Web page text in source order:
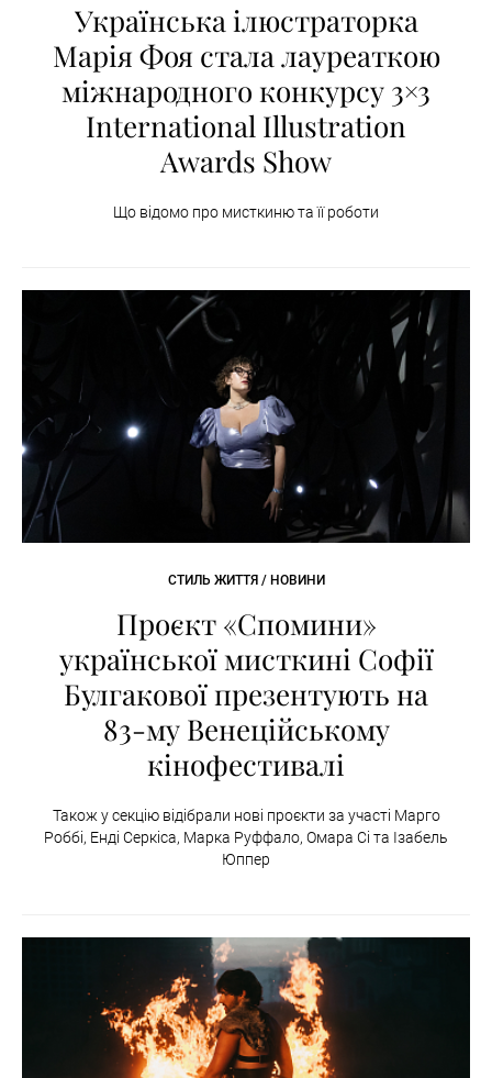
Українська ілюстраторка
Марія Фоя стала лауреаткою
міжнародного конкурсу 3×3
International Illustration
Awards Show
Що відомо про мисткиню та її роботи
СТИЛЬ ЖИТТЯ / НОВИНИ
Проєкт «Спомини»
української мисткині Софії
Булгакової презентують на
83-му Венеційському
кінофестивалі
Також у секцію відібрали нові проєкти за участі Марго
Роббі, Енді Серкіса, Марка Руффало, Омара Сі та Ізабель
Юппер